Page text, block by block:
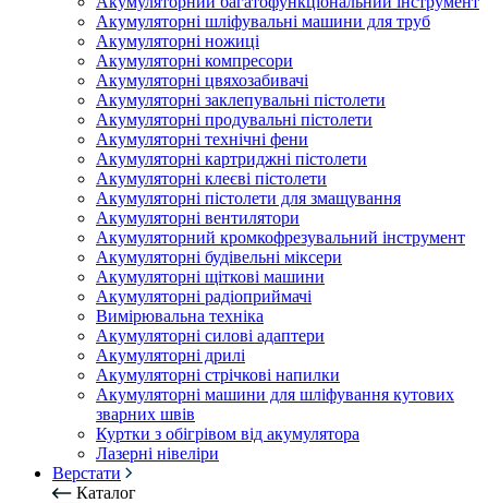
Акумуляторні шліфувальні машини для труб
Акумуляторні ножиці
Акумуляторні компресори
Акумуляторні цвяхозабивачі
Акумуляторні заклепувальні пістолети
Акумуляторні продувальні пістолети
Акумуляторні технічні фени
Акумуляторні картриджні пістолети
Акумуляторні клеєві пістолети
Акумуляторні пістолети для змащування
Акумуляторні вентилятори
Акумуляторний кромкофрезувальний інструмент
Акумуляторні будівельні міксери
Акумуляторні щіткові машини
Акумуляторні радіоприймачі
Вимірювальна техніка
Акумуляторні силові адаптери
Акумуляторні дрилі
Акумуляторні стрічкові напилки
Акумуляторні машини для шліфування кутових
зварних швів
Куртки з обігрівом від акумулятора
Лазерні нівеліри
Верстати
Каталог